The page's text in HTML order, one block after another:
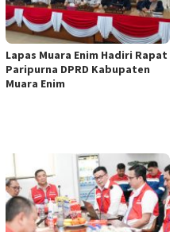
Lapas Muara Enim Hadiri Rapat
Paripurna DPRD Kabupaten
Muara Enim